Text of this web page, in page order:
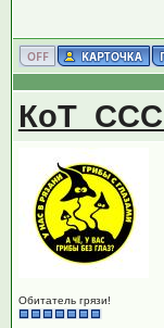
Обитатель грязи!